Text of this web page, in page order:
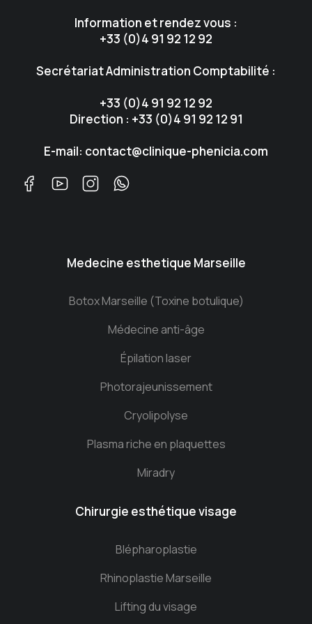
Information et rendez vous :
+33 (0)4 91 92 12 92
Secrétariat Administration Comptabilité :
+33 (0)4 91 92 12 92
Direction : +33 (0)4 91 92 12 91
E-mail: contact@clinique-phenicia.com
Medecine esthetique Marseille
Botox Marseille (Toxine botulique)
Médecine anti-âge
Épilation laser
Photorajeunissement
Cryolipolyse
Plasma riche en plaquettes
Miradry
Chirurgie esthétique visage
Blépharoplastie
Rhinoplastie Marseille
Lifting du visage